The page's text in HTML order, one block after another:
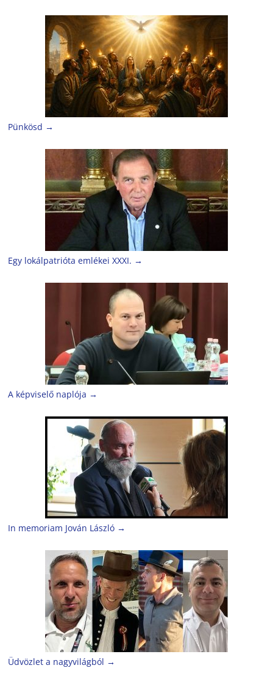
Pünkösd →
Egy lokálpatrióta emlékei XXXI. →
A képviselő naplója →
In memoriam Jován László →
Üdvözlet a nagyvilágból →